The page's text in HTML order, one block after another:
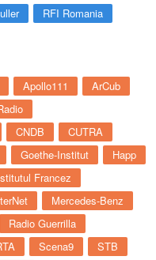
RFI Romania
Apollo111
ArCub
CNDB
CUTRA
Goethe-Institut
Happ
Francez
Mercedes-Benz
Radio Guerrilla
Scena9
STB